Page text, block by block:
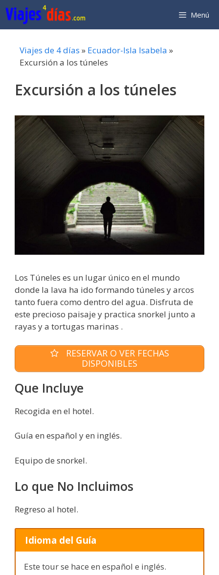
Saltar
al
contenido
Menú
Viajes de 4 días » Ecuador-Isla Isabela »
Excursión a los túneles
Excursión a los túneles
Los Túneles es un lugar único en el mundo
donde la lava ha ido formando túneles y arcos
tanto fuera como dentro del agua. Disfruta de
este precioso paisaje y practica snorkel junto a
rayas y a tortugas marinas .
RESERVAR O VER FECHAS
DISPONIBLES
Que Incluye
Recogida en el hotel.
Guía en español y en inglés.
Equipo de snorkel.
Lo que No Incluimos
Regreso al hotel.
Idioma del Guía
Este tour se hace en español e inglés.